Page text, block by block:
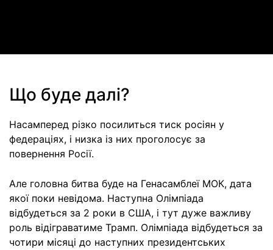
Що буде далі?
Насамперед різко посилиться тиск росіян у
федераціях, і низка із них проголосує за
повернення Росії.
Але головна битва буде на Генасамблеї МОК, дата
якої поки невідома. Наступна Олімпіада
відбудеться за 2 роки в США, і тут дуже важливу
роль відіграватиме Трамп. Олімпіада відбудеться за
чотири місяці до наступних президентських